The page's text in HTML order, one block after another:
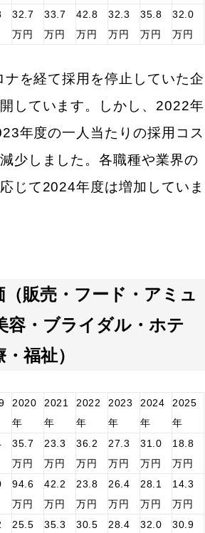
る（歩留まり改善）
用意する（歩留まり改善）
行う（採用コスト削減）
求人情報を調査する（応募率改
ービスへ依頼する（内部コスト削
）
る（離職数を下げる）
スト（採用単価）職種別一覧！採
る質問
32.7
万円
33.7
万円
42.8
万円
32.3
万円
35.8
万円
32.0
万円
を経て採用を停止していた企
しています。しかし、2022年
年度の一人当たりの採用コス
少しました。各職種や業界の
じて2024年度は増加していま
（販売・フード・アミュ
容・ブライダル・ホテ
福祉）
2020
年
2021
年
2022
年
2023
年
2024
年
2025
年
35.7
万円
23.3
万円
36.2
万円
27.3
万円
31.0
万円
18.8
万円
94.6
万円
42.2
万円
23.8
万円
26.4
万円
28.1
万円
14.3
万円
25.5
35.3
30.5
28.4
32.0
30.9